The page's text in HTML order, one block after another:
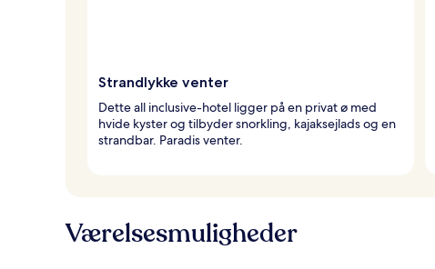
Strandlykke venter
Dette all inclusive-hotel ligger på en privat ø med
hvide kyster og tilbyder snorkling, kajaksejlads og en
strandbar. Paradis venter.
Værelsesmuligheder